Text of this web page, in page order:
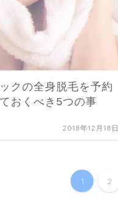
クの全身脱毛を予約
おくべき5つの事
2018年12月18日
1 2